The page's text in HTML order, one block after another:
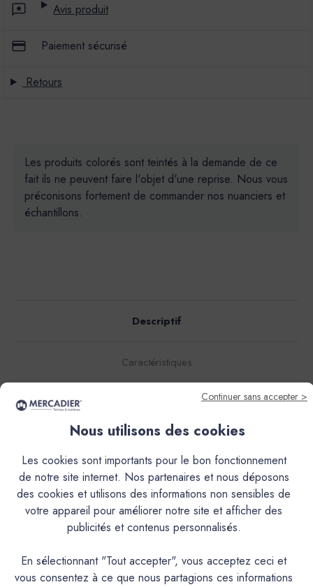
Avis produit
Paiement sécurisé
Retours
Les produits colorés sont teintés à la demande de ce
fait ils ne peuvent faire l'objet d'une reprise. Nous vous
préconisons fortement de commander nos nuanciers et
échantillons.
Descriptif
Caractéristiques
Documentation Technique
Le PURE MINERAL BETON (PMB) est un mortier décoratif
de finition, teinté dans la masse, à grain très fin composé
de ciment, chaux et charges minérales et d’un liant teinté.-
Ses propriétés hydrofuges en font un matériau idéal pour la
peut être applicable en sols de pièces à vivre, dans
certaines conditions. Eviter les pièces soumises à une
Continuer sans accepter >
Nous utilisons des cookies
Les cookies sont importants pour le bon fonctionnement
de notre site internet. Nos partenaires et nous déposons
des cookies et utilisons des informations non sensibles de
votre appareil pour améliorer notre site et afficher des
publicités et contenus personnalisés.
En sélectionnant "Tout accepter", vous acceptez ceci et
vous consentez à ce que nous partagions ces informations